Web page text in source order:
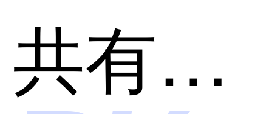
引擎哪
共有分类：广告投放平台